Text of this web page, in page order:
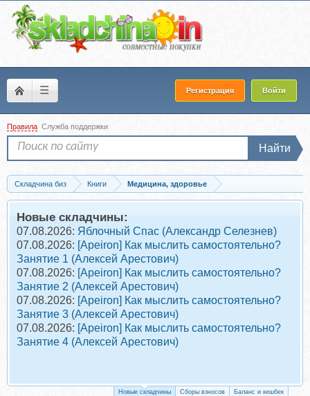
☰ Регистрация Войти
Правила Служба поддержки
Найти
Складчина биз Книги
Медицина, здоровье
Скачать Самоуничтожение раковых опухолей Феномен апоптоза (Геннадий
Новые складчины:
07.08.2026: Яблочный Спас (Александр Селезнев)
07.08.2026: [Apeiron] Как мыслить самостоятельно?
Занятие 1 (Алексей Арестович)
07.08.2026: [Apeiron] Как мыслить самостоятельно?
Занятие 2 (Алексей Арестович)
07.08.2026: [Apeiron] Как мыслить самостоятельно?
Занятие 3 (Алексей Арестович)
07.08.2026: [Apeiron] Как мыслить самостоятельно?
Занятие 4 (Алексей Арестович)
Новые складчины Сборы взносов Баланс и кешбек